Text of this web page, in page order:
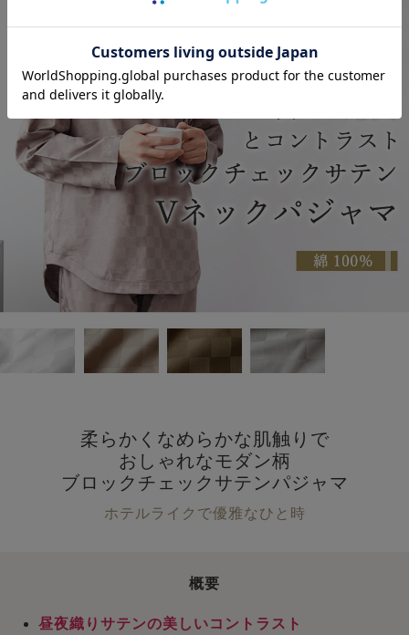
柔らかくなめらかな肌触りで
おしゃれなモダン柄
ブロックチェックサテンパジャマ
ホテルライクで優雅なひと時
概要
昼夜織りサテンの美しいコントラスト